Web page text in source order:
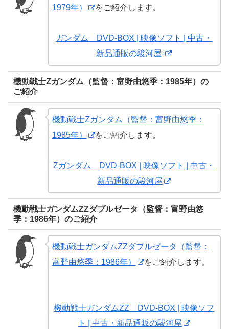
1979年）
をご紹介します。
ガンダム DVD-BOX | 映像ソフト | 中古・
新品通販の駿河屋
機動戦士Ζガンダム（監督：富野由悠季：1985年）の
ご紹介
機動戦士Ζガンダム（監督：富野由悠季：
1985年）
をご紹介します。
Zガンダム DVD-BOX | 映像ソフト | 中古・
新品通販の駿河屋
機動戦士ガンダムΖΖダブルゼータ（監督：富野由悠
季：1986年）のご紹介
機動戦士ガンダムΖΖダブルゼータ（監督：
富野由悠季：1986年）
をご紹介します。
機動戦士ガンダムΖΖ DVD-BOX | 映像ソフ
ト | 中古・新品通販の駿河屋